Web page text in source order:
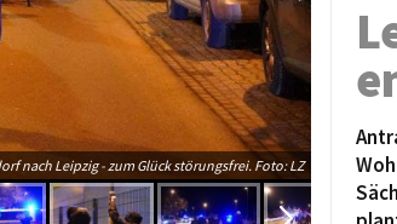
nach Leipzig - zum Glück störungsfrei. Foto: LZ